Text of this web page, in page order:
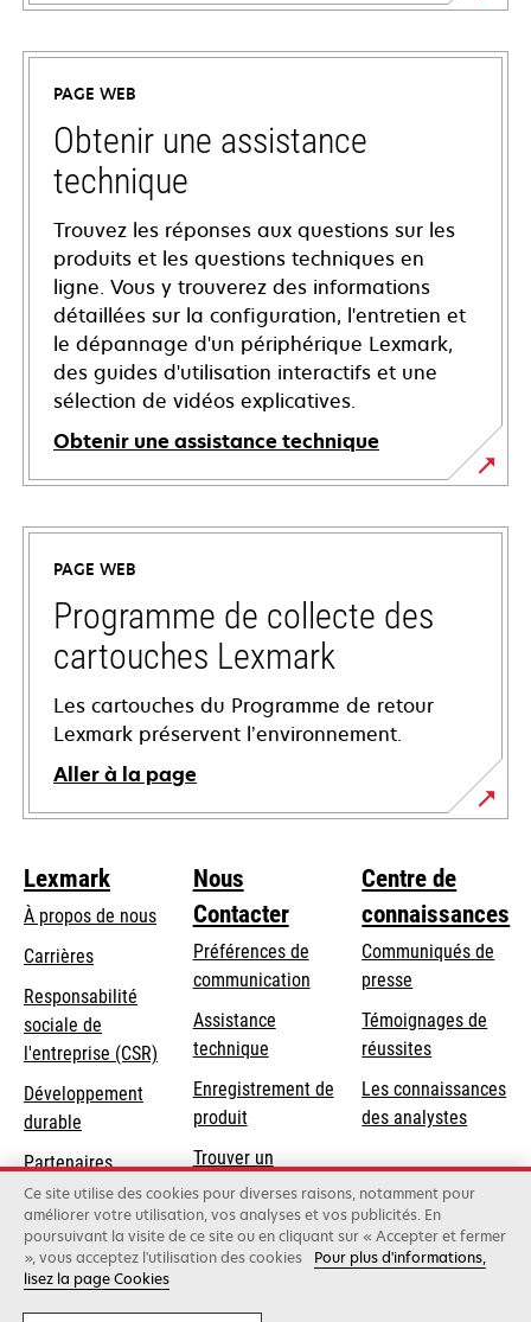
PAGE WEB
Obtenir une assistance
technique
Trouvez les réponses aux questions sur les
produits et les questions techniques en
ligne. Vous y trouverez des informations
détaillées sur la configuration, l'entretien et
le dépannage d'un périphérique Lexmark,
des guides d'utilisation interactifs et une
sélection de vidéos explicatives.
Obtenir une assistance technique
s’ouvre
dans
nouvel
onglet
PAGE WEB
Programme de collecte des
cartouches Lexmark
Les cartouches du Programme de retour
Lexmark préservent l’environnement.
Aller à la page
Lexmark
À propos de nous
Carrières
s’ouvre
dans
un
nouvel
onglet
Responsabilité
sociale de
l'entreprise (CSR) s’ouvre
onglet
Développement
durable
Partenaires
Lexmark
Nous
Contacter
Préférences de
communication
s’ouvre
dans
un
nouvel
onglet
Assistance
techniques’ouvre
un
onglet
Enregistrement de
produit
Trouver un
revendeur
Centre de
connaissances
Communiqués de
presse
Témoignages de
réussites
Les connaissances
des analystes
Lexmark International, Inc., une entreprise Xerox
©2026 Tous droits réservés.
Ce site utilise des cookies pour diverses raisons, notamment pour
améliorer votre utilisation, vos analyses et vos publicités. En
poursuivant la visite de ce site ou en cliquant sur « Accepter et fermer
», vous acceptez l'utilisation des cookies
Pour plus d'informations,
lisez la page Cookies